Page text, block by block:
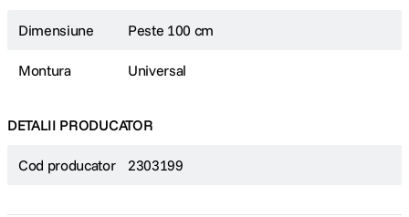
Dimensiune Peste 100 cm
Montura Universal
DETALII PRODUCATOR
Cod producator 2303199